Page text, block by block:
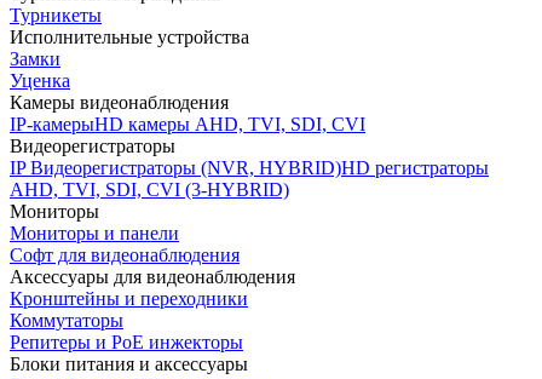
Турникеты
Исполнительные устройства
Замки
Уценка
Камеры видеонаблюдения
IP-камерыHD камеры AHD, TVI, SDI, CVI
Видеорегистраторы
IP Видеорегистраторы (NVR, HYBRID)HD регистраторы
AHD, TVI, SDI, CVI (3-HYBRID)
Мониторы
Мониторы и панели
Софт для видеонаблюдения
Аксессуары для видеонаблюдения
Кронштейны и переходники
Коммутаторы
Репитеры и PoE инжекторы
Блоки питания и аксессуары